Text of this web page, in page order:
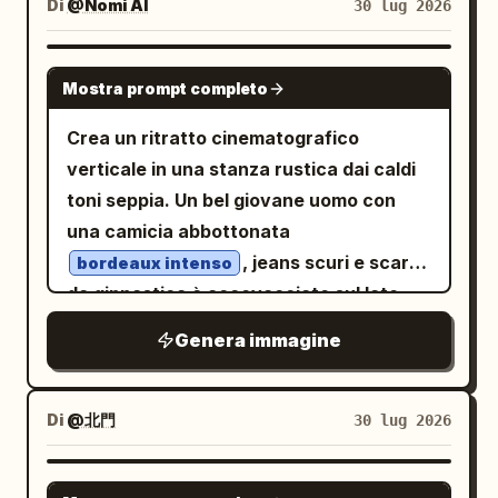
piccolo cane robot compagno che corre
al suo fianco, con corpo color crema,
orecchie e coda marrone chiaro, arti
compatti simili a un giocattolo e uno
schermo digitale nero quadrato
arrotondato che mostra una semplice
espressione da cane in pixel verde
chiaro con esattamente 2 occhi circolari
e 1 piccola icona per bocca/naso;
aggiungi una piccola targhetta al collare.
Utilizza uno stile 3D rifinito tipo Pixar /
rendering di giocattoli di alta qualità per i
personaggi, sfondo urbano realistico
con alti edifici per uffici su entrambi i
lati, pedoni sfocati, semafori,
segnaletica orizzontale e riflessi della
gesto naturale mentre tiene uno
smartphone scuro. Si trova su sabbia
color marrone-arancio terracotta,
segnata da increspature causate dal
vento e impronte naturali. In primo piano,
in basso a destra, un cammello seduto
domina l'inquadratura con il suo pelo
beige chiaro e la corda della cavezza
scura. Sullo sfondo a sinistra, un
secondo cammello riposa, coperto da
con motivi geometrici rosso cremisi e
neri, rifinita con frange. Questa
profonda disposizione spaziale si
estende oltre le ondulate
fino a una linea di
lenti sono di un bianco estremamente
brillante con un leggero effetto bagliore,
che nasconde gli occhi come se
riflettessero una luce intensa. Una mano
verde è sollevata sul lato destro
dell'immagine, con l'indice che tocca o
spinge verso l'alto il ponte degli occhiali
in un gesto astuto e compiaciuto. Il
personaggio indossa una semplice
maglietta blu brillante visibile nella
parte inferiore. Utilizza contorni neri
spessi e irregolari, una colorazione
cartoon piatta e semplice, sfumature
verdi aerografate sul viso e sulla mano,
e uno sfondo grigio a basso dettaglio
Di @Nomi AI 30 lug 2026
GPT IMAGE 2
Mostra prompt completo
Crea un ritratto cinematografico
verticale in una stanza rustica dai caldi
toni seppia. Un bel giovane uomo con
una camicia abbottonata
bordeaux intenso
, jeans scuri e scarpe
da ginnastica è accovacciato sul lato
con un dito la zampa sollevata di un
cucciolo di golden retriever seduto sulla
destra. Il cucciolo ha un morbido pelo
dorato, orecchie pendenti e indossa una
bandana a scacchi bianchi e neri. Dietro
Genera immagine
Di @北門 30 lug 2026
GPT IMAGE 2